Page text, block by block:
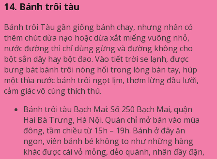
14. Bánh trôi tàu
Bánh trôi Tàu gần giống bánh chay, nhưng nhân có
thêm chút dừa nạo hoặc dừa xắt miếng vuông nhỏ,
nước đường thì chỉ dùng gừng và đường không cho
bột sắn dây hay bột đao. Vào tiết trời se lạnh, được
bưng bát bánh trôi nóng hổi trong lòng bàn tay, húp
một thìa nước bánh trôi ngọt lịm, thơm lừng đầu lưỡi,
cảm giác vô cùng thích thú.
Bánh trôi tàu Bạch Mai: Số 250 Bạch Mai, quận
Hai Bà Trưng, Hà Nội. Quán chỉ mở bán vào mùa
đông, tầm chiều từ 15h – 19h. Bánh ở đây ăn
ngon, viên bánh bé không to như những hàng
khác được cái vỏ mỏng, dẻo quánh, nhân đầy đặn,